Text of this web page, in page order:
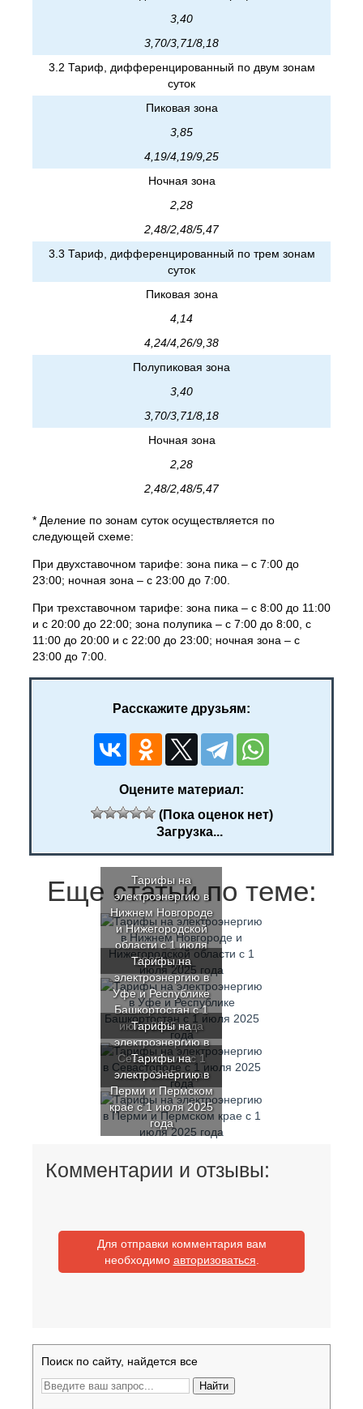
3,40
3,70/3,71/8,18
3.2 Тариф, дифференцированный по двум зонам
суток
Пиковая зона
3,85
4,19/4,19/9,25
Ночная зона
2,28
2,48/2,48/5,47
3.3 Тариф, дифференцированный по трем зонам
суток
Пиковая зона
4,14
4,24/4,26/9,38
Полупиковая зона
3,40
3,70/3,71/8,18
Ночная зона
2,28
2,48/2,48/5,47
* Деление по зонам суток осуществляется по
следующей схеме:
При двухставочном тарифе: зона пика – с 7:00 до
23:00; ночная зона – с 23:00 до 7:00.
При трехставочном тарифе: зона пика – с 8:00 до 11:00
и с 20:00 до 22:00; зона полупика – с 7:00 до 8:00, с
11:00 до 20:00 и с 22:00 до 23:00; ночная зона – с
23:00 до 7:00.
Расскажите друзьям:
Оцените материал:
(Пока оценок нет)
Загрузка...
Еще статьи по теме:
Тарифы на
электроэнергию в
Нижнем Новгороде
и Нижегородской
области с 1 июля
2025 года
Тарифы на
электроэнергию в
Уфе и Республике
Башкортостан с 1
июля 2025 года
Тарифы на
электроэнергию в
Севастополе с 1
июля 2025 года
Тарифы на
электроэнергию в
Перми и Пермском
крае с 1 июля 2025
года
Комментарии и отзывы:
Для отправки комментария вам
необходимо авторизоваться
Поиск по сайту, найдется все
Найти